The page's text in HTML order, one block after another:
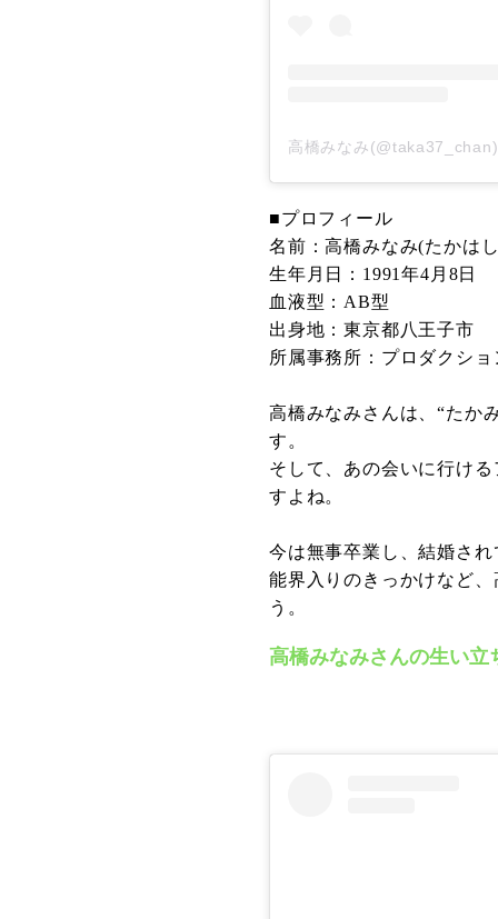
高橋みなみ
■プロフィール
名前：高橋みなみ(たかは
生年月日：1991年4月8日
血液型：AB型
出身地：東京都八王子市
所属事務所：プロダクショ
高橋みなみさんは、“たか
す。
そして、あの会いに行け
すよね。
今は無事卒業し、結婚さ
能界入りのきっかけなど
う。
高橋みなみさんの生い立